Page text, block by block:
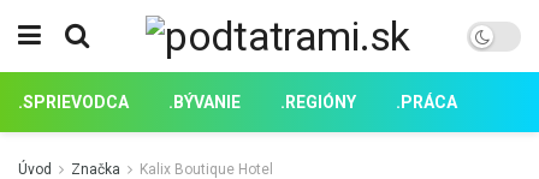
.SPRIEVODCA .BÝVANIE .REGIÓNY .PRÁCA
Úvod Značka Kalix Boutique Hotel